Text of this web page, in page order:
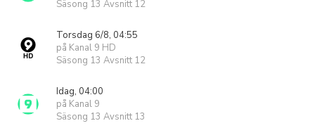
Säsong 13 Avsnitt 12
Torsdag 6/8, 04:55
på Kanal 9 HD
Säsong 13 Avsnitt 12
Idag, 04:00
på Kanal 9
Säsong 13 Avsnitt 13